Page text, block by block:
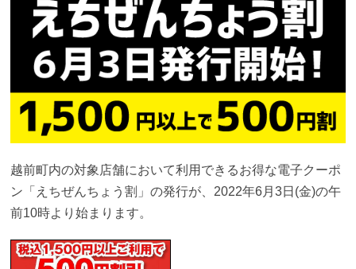
越前町内の対象店舗において利用できるお得な電子クーポ
ン「えちぜんちょう割」の発行が、2022年6月3日(金)の午
前10時より始まります。